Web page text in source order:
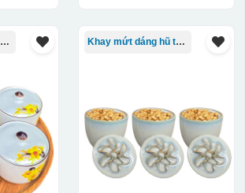
Khay mứt dáng hũ tròn Khay mứt dáng hũ tròn